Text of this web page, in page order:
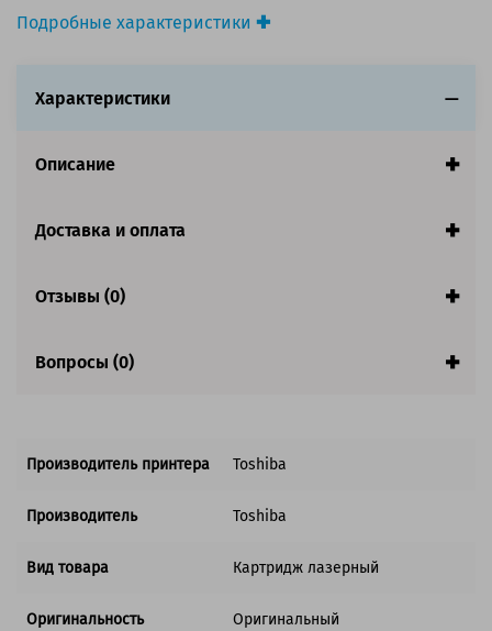
Подробные характеристики
Вид товара:Картридж лазерный
Ресурс:5 000 страниц формата А4 при 5%
Совместим с аппаратами
Характеристики
Описание
Доставка и оплата
Отзывы (0)
Вопросы (0)
Производитель принтера Toshiba
Производитель Toshiba
Вид товара Картридж лазерный
Оригинальность Оригинальный